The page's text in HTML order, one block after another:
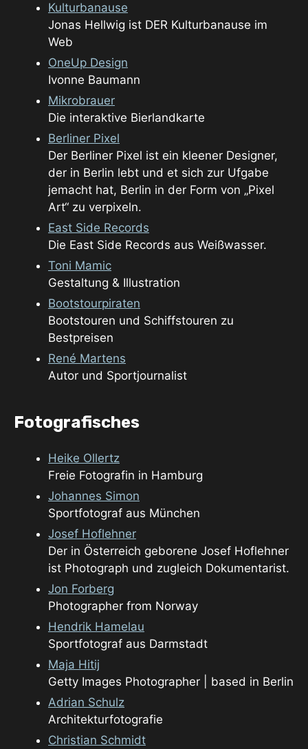
Kulturbanause
Jonas Hellwig ist DER Kulturbanause im
Web
OneUp Design
Ivonne Baumann
Mikrobrauer
Die interaktive Bierlandkarte
Berliner Pixel
Der Berliner Pixel ist ein kleener Designer,
der in Berlin lebt und et sich zur Ufgabe
jemacht hat, Berlin in der Form von „Pixel
Art“ zu verpixeln.
East Side Records
Die East Side Records aus Weißwasser.
Toni Mamic
Gestaltung & Illustration
Bootstourpiraten
Bootstouren und Schiffstouren zu
Bestpreisen
René Martens
Autor und Sportjournalist
Fotografisches
Heike Ollertz
Freie Fotografin in Hamburg
Johannes Simon
Sportfotograf aus München
Josef Hoflehner
Der in Österreich geborene Josef Hoflehner
ist Photograph und zugleich Dokumentarist.
Jon Forberg
Photographer from Norway
Hendrik Hamelau
Sportfotograf aus Darmstadt
Maja Hitij
Getty Images Photographer | based in Berlin
Adrian Schulz
Architekturfotografie
Christian Schmidt